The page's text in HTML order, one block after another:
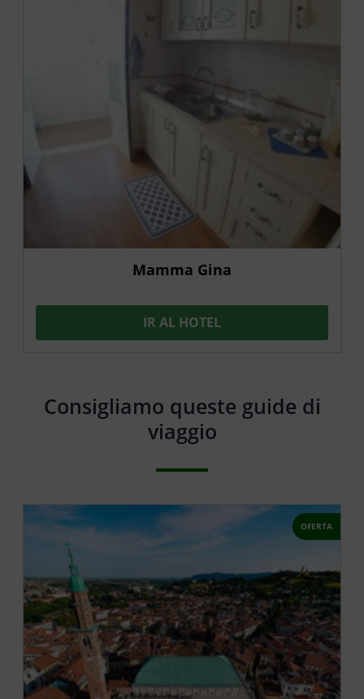
Mamma Gina
IR AL HOTEL
Consigliamo queste guide di
viaggio
OFERTA